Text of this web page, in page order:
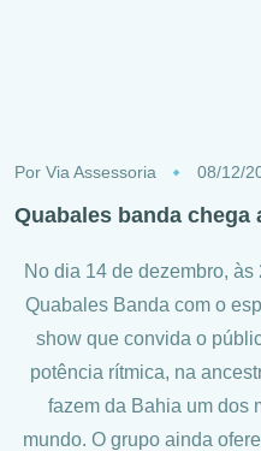
Por Via Assessoria 08/12/
Quabales banda chega
No dia 14 de dezembro,
Quabales Banda com o
show que convida o
potência rítmica, na
fazem da Bahia um dos
mundo. O grupo ainda